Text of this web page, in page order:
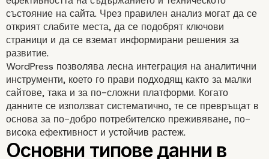
Въведение: ролята на
данните в
състояние на сайта. Чрез правилен анализ могат да се
открият слабите места, да се подобрят ключови
страници и да се вземат информирани решения за
развитие.
WordPress позволява лесна интеграция на аналитични
инструменти, което го прави подходящ както за малки
сайтове, така и за по-сложни платформи. Когато
данните се използват систематично, те се превръщат в
основа за по-добро потребителско преживяване, по-
висока ефективност и устойчив растеж.